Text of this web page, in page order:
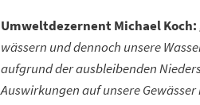
Umweltdezernent Michael Koch:
wässern und dennoch unsere
aufgrund der ausbleibenden
Auswirkungen auf unsere